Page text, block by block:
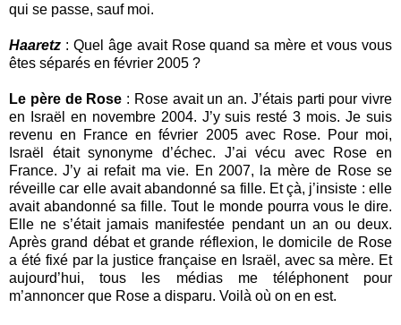
qui se passe, sauf moi.
Haaretz : Quel âge avait Rose quand sa mère et vous vous
êtes séparés en février 2005 ?
Le père de Rose : Rose avait un an. J’étais parti pour vivre
en Israël en novembre 2004. J’y suis resté 3 mois. Je suis
revenu en France en février 2005 avec Rose. Pour moi,
Israël était synonyme d’échec. J’ai vécu avec Rose en
France. J’y ai refait ma vie. En 2007, la mère de Rose se
réveille car elle avait abandonné sa fille. Et çà, j’insiste : elle
avait abandonné sa fille. Tout le monde pourra vous le dire.
Elle ne s’était jamais manifestée pendant un an ou deux.
Après grand débat et grande réflexion, le domicile de Rose
a été fixé par la justice française en Israël, avec sa mère. Et
aujourd’hui, tous les médias me téléphonent pour
m’annoncer que Rose a disparu. Voilà où on en est.